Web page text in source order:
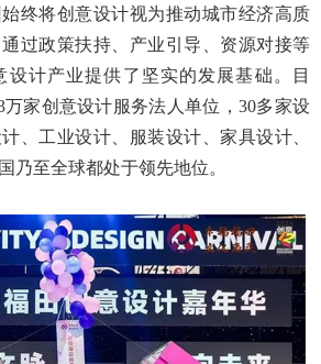
终将创意设计视为推动城市经济高质
过政策扶持、产业引导、资源对接等
设计产业提供了坚实的发展基础。目
家创意设计服务法人单位，30多家设
、工业设计、服装设计、家具设计、
乃至全球都处于领先地位。